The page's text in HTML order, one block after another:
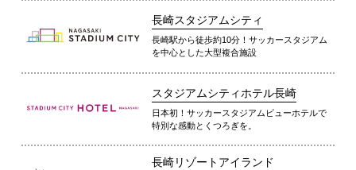
長崎スタジアムシティ
長崎駅から徒歩約10分！サッカースタジアム
を中心とした大型複合施設
スタジアムシティホテル長崎
日本初！サッカースタジアムビューホテルで
特別な感動とくつろぎを。
長崎リゾートアイランド